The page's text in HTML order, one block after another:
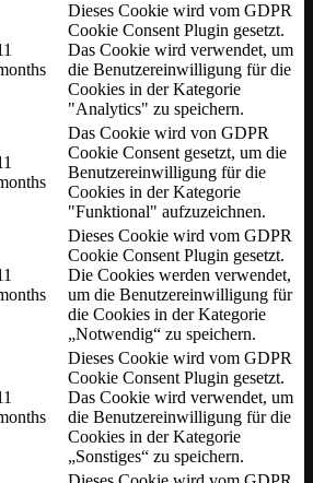
Dieses Cookie wird vom GDPR
Cookie Consent Plugin gesetzt.
Das Cookie wird verwendet, um
die Benutzereinwilligung für die
Cookies in der Kategorie
"Analytics" zu speichern.
Das Cookie wird von GDPR
Cookie Consent gesetzt, um die
Benutzereinwilligung für die
Cookies in der Kategorie
"Funktional" aufzuzeichnen.
Dieses Cookie wird vom GDPR
Cookie Consent Plugin gesetzt.
Die Cookies werden verwendet,
um die Benutzereinwilligung für
die Cookies in der Kategorie
„Notwendig“ zu speichern.
Dieses Cookie wird vom GDPR
Cookie Consent Plugin gesetzt.
Das Cookie wird verwendet, um
die Benutzereinwilligung für die
Cookies in der Kategorie
„Sonstiges“ zu speichern.